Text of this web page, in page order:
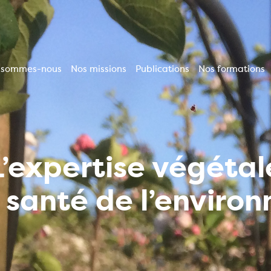
nous Nos missions Publications Nos formations
de